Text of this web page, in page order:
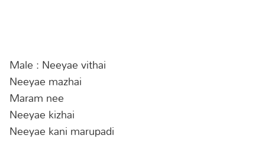
Male : Neeyae vithai
Neeyae mazhai
Maram nee
Neeyae kizhai
Neeyae kani marupadi